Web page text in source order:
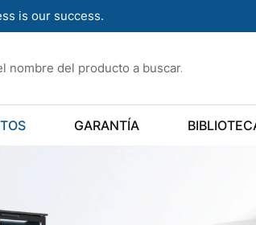
is our success.
GARANTÍA